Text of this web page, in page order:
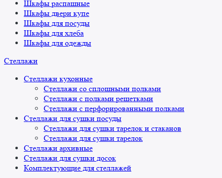
Шкафы распашные
Шкафы двери купе
Шкафы для посуды
Шкафы для хлеба
Шкафы для одежды
Стеллажи
Стеллажи кухонные
Стеллажи со сплошными полками
Стеллажи с полками решетками
Стеллажи с перфорированными полками
Стеллажи для сушки посуды
Стеллажи для сушки тарелок и стаканов
Стеллажи для сушки тарелок
Стеллажи архивные
Стеллажи для сушки досок
Комплектующие для стеллажей